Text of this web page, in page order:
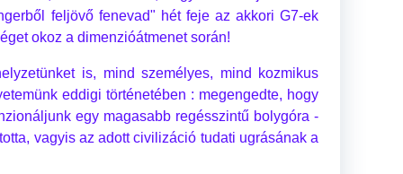
feljövő fenevad" hét feje az akkori G7-ek
okoz a dimenzióátmenet során!
is, mind személyes, mind kozmikus
eddigi történetében : megengedte, hogy
egy magasabb regésszintű bolygóra -
vagyis az adott civilizáció tudati ugrásának a